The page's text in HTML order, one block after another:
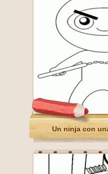
Un ninja con